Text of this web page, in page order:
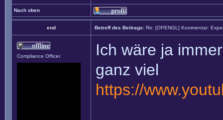
Nach oben
end Betreff des Beitrags: Re: [OPENGL] Kommentar:
Compliance Officer
Ich wäre ja
ganz viel
https://